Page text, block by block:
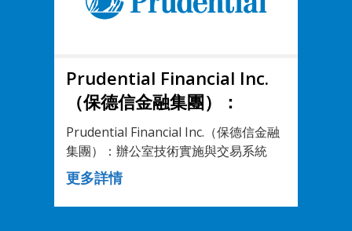
Prudential Financial Inc.
（保德信金融集團）：
Prudential Financial Inc.（保德信金融
集團）：辦公室技術實施與交易系統
更多詳情